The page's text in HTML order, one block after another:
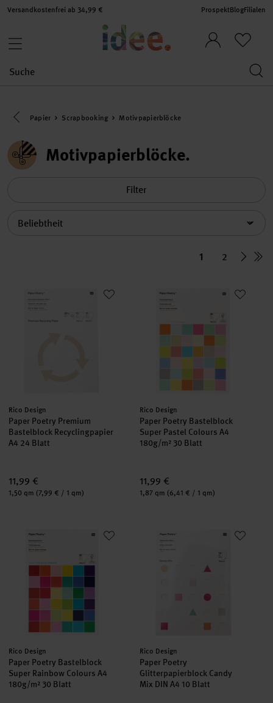
Versandkostenfrei ab 34,99 € ProspektBlogFilialen
Eine Kategorie zurück navigieren
Papier Scrapbooking Motivpapierblöcke
Motivpapierblöcke
Filter
1 2
Paper Poetry Premium Bastelblock Recyclingpapier A4 24 Blatt
Hersteller:
Rico Design
Paper Poetry Premium
Bastelblock Recyclingpapier
A4 24 Blatt
11,99 €
Inhalt:
1,50 qm (7,99 € / 1 qm)
Paper Poetry Bastelblock
Hersteller:
Rico Design
Paper Poetry Bastelblock
Super Pastel Colours A4
180g/m² 30 Blatt
11,99 €
Inhalt:
1,87 qm (6,41 € / 1 qm)
Paper Poetry Bastelblock Super Rainbow Colours A4 180g/m²
Hersteller:
Rico Design
Paper Poetry Bastelblock
Super Rainbow Colours A4
180g/m² 30 Blatt
Paper Poetry
Hersteller:
Rico Design
Paper Poetry
Glitterpapierblock Candy
Mix DIN A4 10 Blatt